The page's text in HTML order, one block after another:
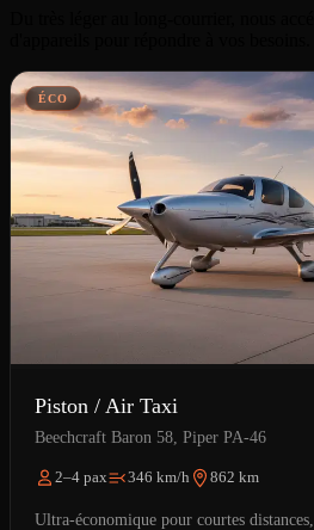
ÉCO
Piston / Air Taxi
Beechcraft Baron 58, Piper PA-46
2–4 pax 346 km/h 862 km
Ultra-économique pour courtes